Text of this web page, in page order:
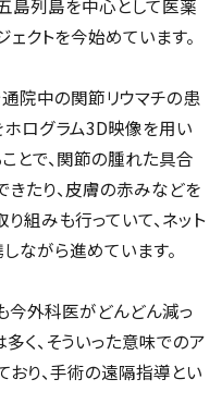
島列島を中心として医薬
クトを今始めています。
院中の関節リウマチの患
ログラム3D映像を用い
とで、関節の腫れた具合
たり、皮膚の赤みなどを
組みも行っていて、ネット
ながら進めています。
今外科医がどんどん減っ
く、そういった意味でのア
おり、手術の遠隔指導とい